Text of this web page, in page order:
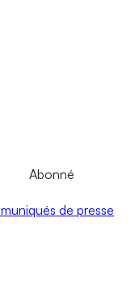
Abonné
de presse